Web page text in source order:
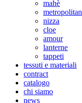
mahè
metropolitan
nizza
cloe
amour
lanterne
tappeti
tessuti e materiali
contract
catalogo
chi siamo
news